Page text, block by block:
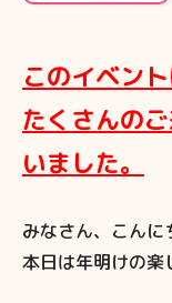
このイベン
たくさんの
いました。
みなさん、こんに
本日は年明けの楽